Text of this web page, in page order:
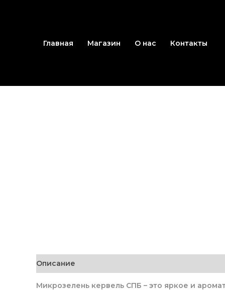
Главная
Магазин О нас Контакты
Описание
Микрозелень кервель СПБ – это яркое и